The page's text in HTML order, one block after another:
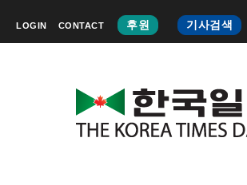
LOGIN CONTACT 후원 기사검색